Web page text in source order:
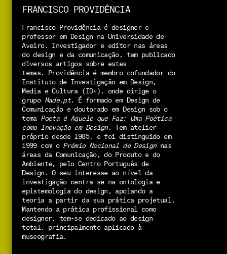
FRANCISCO PROVIDÊNCIA
Francisco Providência é designer e
professor em Design na Universidade de
Aveiro. Investigador e editor nas áreas
do design e da comunicação, tem publicado
diversos artigos sobre estes
temas. Providência é membro cofundador do
Instituto de Investigação em Design,
Media e Cultura (ID+), onde dirige o
grupo Made.pt. É formado em Design de
Comunicação e doutorado em Design sob o
tema Poeta é Aquele que Faz: Uma Poética
como Inovação em Design. Tem atelier
próprio desde 1985, e foi distinguido em
1999 com o Prémio Nacional de Design nas
áreas da Comunicação, do Produto e do
Ambiente, pelo Centro Português de
Design. O seu interesse ao nível da
investigação centra-se na ontologia e
epistemologia do design, apoiando a
teoria a partir da sua prática projetual.
Mantendo a prática profissional como
designer, tem-se dedicado ao design
total, principalmente aplicado à
museografia.